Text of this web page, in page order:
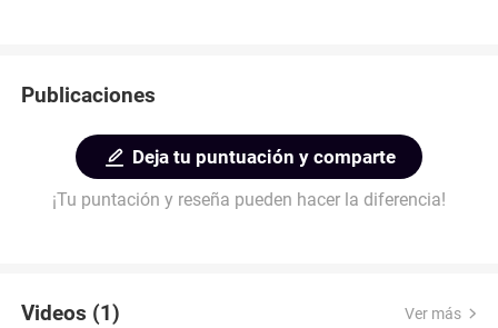
Publicaciones
Deja tu puntuación y comparte
¡Tu puntación y reseña pueden hacer la diferencia!
Videos (1) Ver más